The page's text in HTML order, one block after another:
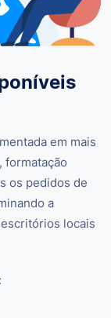
em mais
formatação
os pedidos de
a
locais